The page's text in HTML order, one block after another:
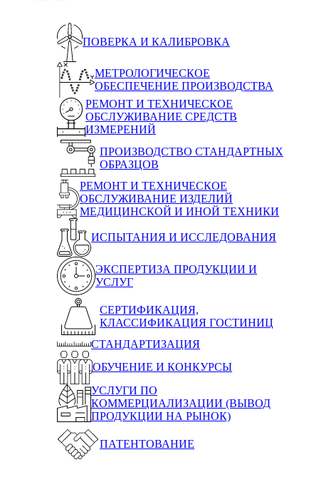
ПОВЕРКА И КАЛИБРОВКА
МЕТРОЛОГИЧЕСКОЕ
ОБЕСПЕЧЕНИЕ ПРОИЗВОДСТВА
РЕМОНТ И ТЕХНИЧЕСКОЕ
ОБСЛУЖИВАНИЕ СРЕДСТВ
ИЗМЕРЕНИЙ
ПРОИЗВОДСТВО СТАНДАРТНЫХ
ОБРАЗЦОВ
РЕМОНТ И ТЕХНИЧЕСКОЕ
ОБСЛУЖИВАНИЕ ИЗДЕЛИЙ
МЕДИЦИНСКОЙ И ИНОЙ ТЕХНИКИ
ИСПЫТАНИЯ И ИССЛЕДОВАНИЯ
ЭКСПЕРТИЗА ПРОДУКЦИИ И
УСЛУГ
СЕРТИФИКАЦИЯ,
КЛАССИФИКАЦИЯ ГОСТИНИЦ
СТАНДАРТИЗАЦИЯ
ОБУЧЕНИЕ И КОНКУРСЫ
УСЛУГИ ПО
КОММЕРЦИАЛИЗАЦИИ (ВЫВОД
ПРОДУКЦИИ НА РЫНОК)
ПАТЕНТОВАНИЕ